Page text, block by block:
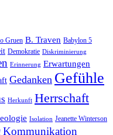
Gruen B. Traven Babylon 5
Demokratie Diskriminierung
Erinnerung Erwartungen
Gedanken Gefühle
Herkunft Herrschaft
Isolation Jeanette Winterson
Kommunikation